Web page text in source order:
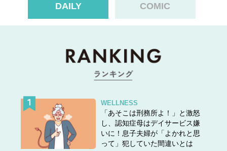
DAILY COMIC
WELLNESS
「あそこは刑務所よ！」と激怒
し、認知症母はデイサービス嫌
いに！息子夫婦が「よかれと思
って」犯していた間違いとは